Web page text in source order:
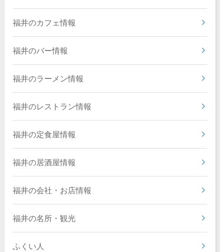
福井のカフェ情報
福井のバー情報
福井のラーメン情報
福井のレストラン情報
福井の定食屋情報
福井の居酒屋情報
福井の会社・お店情報
福井の名所・観光
ふくい人